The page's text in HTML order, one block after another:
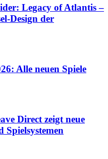
Legacy of Atlantis –
Design der
Alle neuen Spiele
Direct zeigt neue
Spielsystemen